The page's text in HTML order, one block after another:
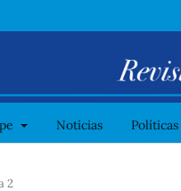
Notícias Políticas
2